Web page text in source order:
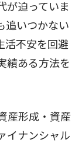
が迫っていま
追いつかない
活不安を回避
績ある方法を
産形成・資産
イナンシャル